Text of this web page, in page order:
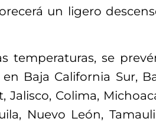
un ligero
temperaturas, se
Baja California Sur,
Jalisco, Colima,
Nuevo León,